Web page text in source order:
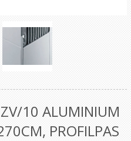
10 ALUMINIUM
PROFILPAS